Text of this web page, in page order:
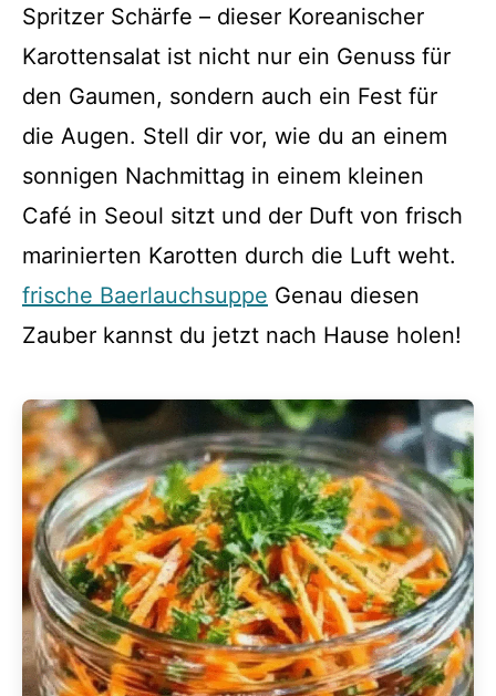
Spritzer Schärfe – dieser Koreanischer
Karottensalat ist nicht nur ein Genuss für
den Gaumen, sondern auch ein Fest für
die Augen. Stell dir vor, wie du an einem
sonnigen Nachmittag in einem kleinen
Café in Seoul sitzt und der Duft von frisch
marinierten Karotten durch die Luft weht.
frische Baerlauchsuppe Genau diesen
Zauber kannst du jetzt nach Hause holen!